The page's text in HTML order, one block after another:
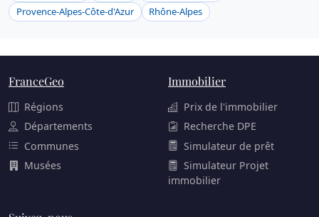
Provence-Alpes-Côte-d'Azur
Rhône-Alpes
FranceGeo
Régions
Départements
Communes
Musées
Immobilier
Prix de l'immobilier
Recherche DPE
Simulateur de prêt
Simulateur Projet
immobilier